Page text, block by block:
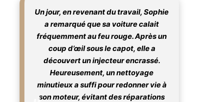
Un jour, en revenant du travail, Sophie
a remarqué que sa voiture calait
fréquemment au feu rouge. Après un
coup d’œil sous le capot, elle a
découvert un injecteur encrassé.
Heureusement, un nettoyage
minutieux a suffi pour redonner vie à
son moteur, évitant des réparations